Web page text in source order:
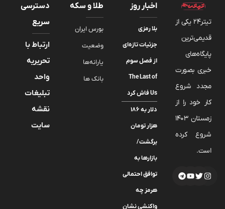
تیتر24 یکی از
قدیمی‌ترین
پایگاه‌های
خبری بصورت
مجدد شروع
کار خود را از
زمستان 1403
شروع کرده
است.
اخبار روز
بلا رمزی
جزئیات تازه‌ای
از فصل سوم
The Last of
Us فاش کرد
دلار به ۱۸۶
هزار تومان
برگشت/
بازارها به
توافق احتمالی
هرمز چه
واکنشی نشان
طلا و سکه
بورس ایران
وضعیت
یارانه‌ها
بانک ها
دسترسی
سریع
ارتباط با
تحریریه
واحد
تبلیغات
نقشه
سایت